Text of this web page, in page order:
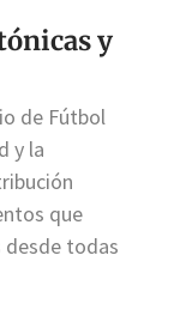
y
de Fútbol
y la
que
todas